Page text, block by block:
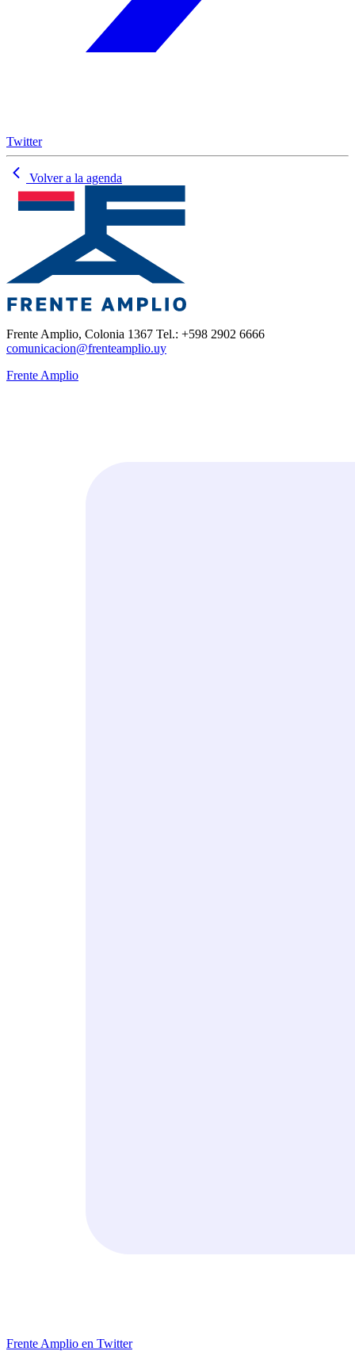
Twitter
Volver a la agenda
Frente Amplio, Colonia 1367 Tel.: +598 2902 6666
comunicacion@frenteamplio.uy
Frente Amplio
Frente Amplio en Twitter